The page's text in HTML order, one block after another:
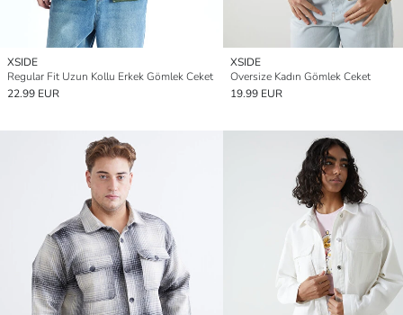
XSIDE
Regular Fit Uzun Kollu Erkek Gömlek Ceket
22.99 EUR
XSIDE
Oversize Kadın Gömlek Ceket
19.99 EUR